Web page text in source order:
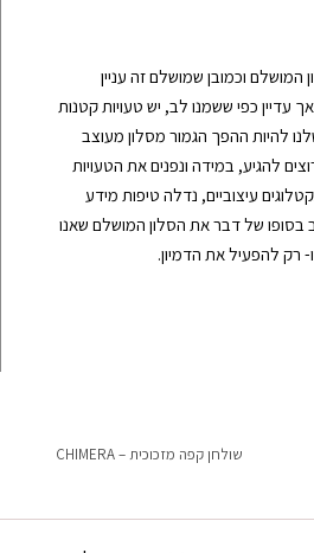
המושלם וכמובן שמושלם זה עניין
עדיין כפי ששמנו לב, יש טעויות קטנות
להיות ההפך הגמור מסלון מעוצב
להגיע, במידה ונפנים את הטעויות
עיצוביים, נדלה טיפות מידע
בסופו של דבר את הסלון המושלם שאנו
רק להפעיל את הדמיון.
שולחן קפה מזכוכית – CHIMERA